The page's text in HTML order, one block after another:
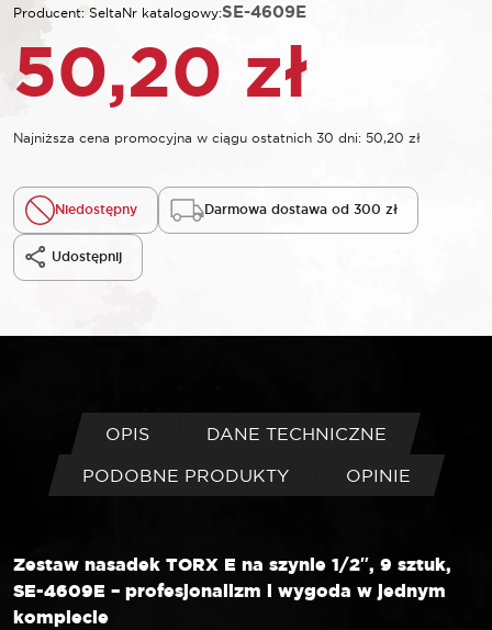
Producent: SeltaNr katalogowy:SE-4609E
50,20 zł
Najniższa cena promocyjna w ciągu ostatnich 30 dni: 50,20 zł
Niedostępny Darmowa dostawa od 300 zł
Udostępnij
OPIS
DANE TECHNICZNE
PODOBNE PRODUKTY
OPINIE
Zestaw nasadek TORX E na szynie 1/2″, 9 sztuk,
SE-4609E – profesjonalizm i wygoda w jednym
komplecie